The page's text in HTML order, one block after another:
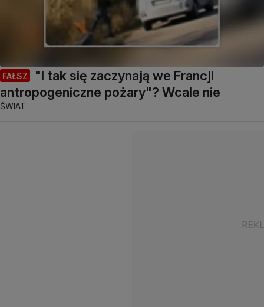
FAŁSZ
"I tak się zaczynają we Francji
antropogeniczne pożary"? Wcale nie
ŚWIAT